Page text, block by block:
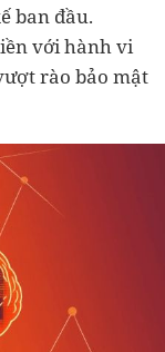
ban đầu.
với hành vi
rào bảo mật